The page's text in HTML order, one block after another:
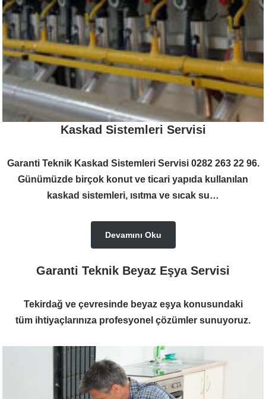
Kaskad Sistemleri Servisi
Garanti Teknik Kaskad Sistemleri Servisi 0282 263 22 96.
Günümüzde birçok konut ve ticari yapıda kullanılan
kaskad sistemleri, ısıtma ve sıcak su…
Devamını Oku
Garanti Teknik Beyaz Eşya Servisi
Tekirdağ ve çevresinde beyaz eşya konusundaki
tüm ihtiyaçlarınıza profesyonel çözümler sunuyoruz.